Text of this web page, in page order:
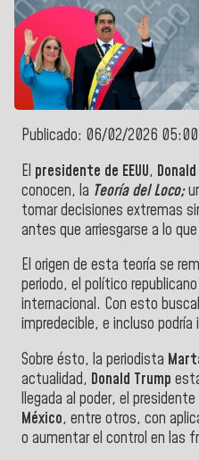
Publicado: 06/02/2026 05:00
El presidente de EEUU, Donald
conocen, la Teoría del Loco;
tomar decisiones extremas
antes que arriesgarse a lo
El origen de esta teoría se
periodo, el político
internacional. Con esto
impredecible, e incluso
Sobre ésto, la periodista
actualidad, Donald Trump
llegada al poder, el
México, entre otros, con
o aumentar el control en las